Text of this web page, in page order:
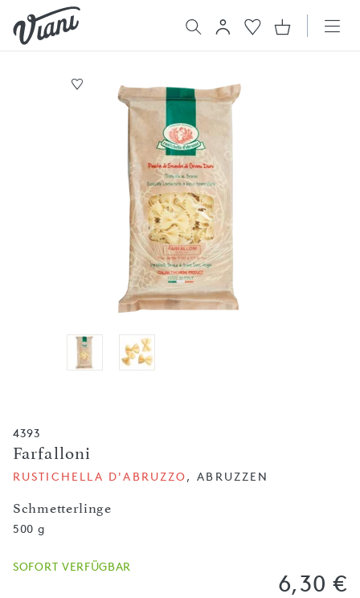
4393
Farfalloni
Schmetterlinge
RUSTICHELLA D'ABRUZZO, ABRUZZEN
500 g
SOFORT VERFÜGBAR
6,30 €